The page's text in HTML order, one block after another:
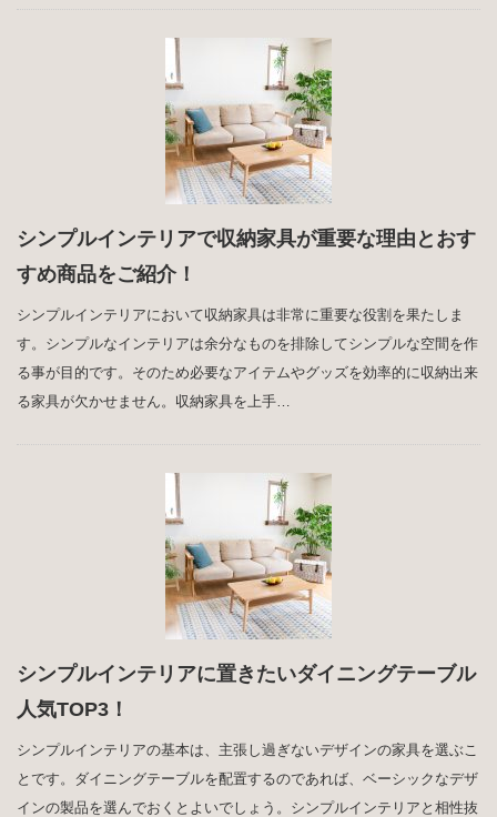
シンプルインテリアで収納家具が重要な理由とおす
すめ商品をご紹介！
シンプルインテリアにおいて収納家具は非常に重要な役割を果たしま
す。シンプルなインテリアは余分なものを排除してシンプルな空間を作
る事が目的です。そのため必要なアイテムやグッズを効率的に収納出来
る家具が欠かせません。収納家具を上手…
シンプルインテリアに置きたいダイニングテーブル
人気TOP3！
シンプルインテリアの基本は、主張し過ぎないデザインの家具を選ぶこ
とです。ダイニングテーブルを配置するのであれば、ベーシックなデザ
インの製品を選んでおくとよいでしょう。シンプルインテリアと相性抜